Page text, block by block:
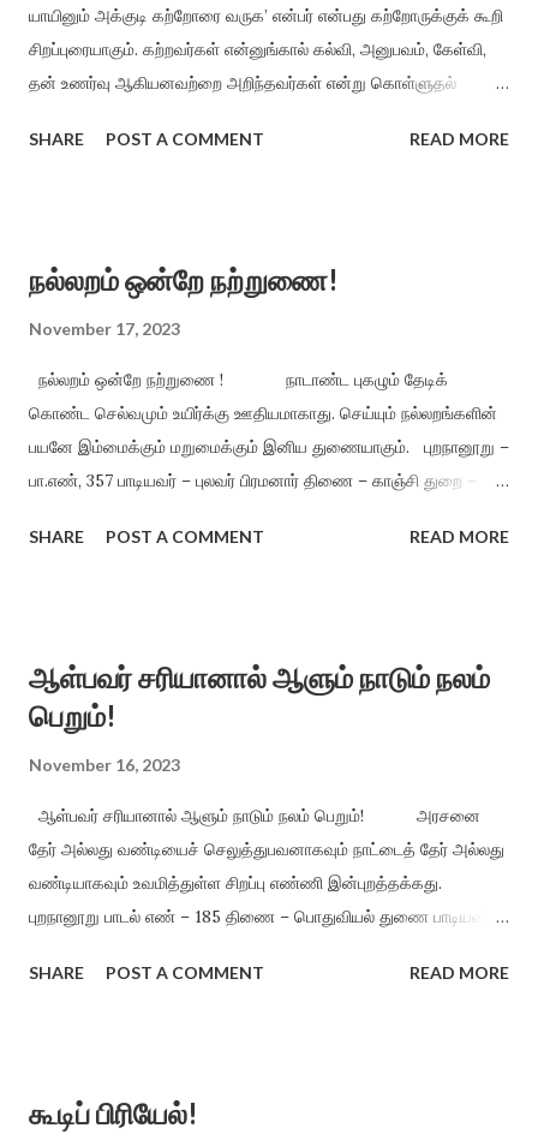
யாயினும் அக்குடி கற்றோரை வருக’ என்பர் என்பது கற்றோருக்குக் கூறி
சிறப்புரையாகும். கற்றவர்கள் என்னுங்கால் கல்வி, அனுபவம், கேள்வி,
தன் உணர்வு ஆகியனவற்றை அறிந்தவர்கள் என்று கொள்ளுதல்
ஐயமேயாகும். ‘கல்வி கரையில’ என்பது முன்னோர் வாக்கு.
கல்வியே. அத்தகைய கல்வி கற்றோரை எந்தச் சூழ்நிலையும் மாறுபட்ட
வழிக்கு இழுத்துச் செல்லாது. மாறுபாடும் அவர்களிடம் ஒட்டி உறவாடாது.
கற்றவருக்கு உரிய பண்பாகும். ...
SHARE POST A COMMENT READ MORE
நல்லறம் ஒன்றே நற்றுணை!
November 17, 2023
நல்லறம் ஒன்றே நற்றுணை ! நாடாண்ட புகழும் தேடிக்
கொண்ட செல்வமும் உயிர்க்கு ஊதியமாகாது. செய்யும் நல்லறங்களின்
பயனே இம்மைக்கும் மறுமைக்கும் இனிய துணையாகும். புறநானூறு –
பா.எண், 357 பாடியவர் – புலவர் பிரமனார் திணை – காஞ்சி துறை –
யாத்தமண் பொதுமை சுட்டிய மூவர் உலகமும் பொதுமை
வீட்டோர்க்கு அரிதே துணையழத் தொக்குயிர் வௌவும் காலை
...
SHARE POST A COMMENT READ MORE
ஆள்பவர் சரியானால் ஆளும் நாடும் நலம்
பெறும்!
November 16, 2023
ஆள்பவர் சரியானால் ஆளும் நாடும் நலம் பெறும்! அரசனை
தேர் அல்லது வண்டியைச் செலுத்துபவனாகவும் நாட்டைத் தேர் அல்லது
வண்டியாகவும் உவமித்துள்ள சிறப்பு எண்ணி இன்புறத்தக்கது.
புறநானூறு பாடல் எண் – 185 திணை – பொதுவியல் துணை பாடியவர் –
இயக்கும் காவற் சாகாடு உகைப்போன் மாணின் ஊறின்று
செலுத்துகிற நல்ல சகடம், அதை ஓட்டுகிறவன் செம்மையாக
SHARE POST A COMMENT READ MORE
கூடிப் பிரியேல்!